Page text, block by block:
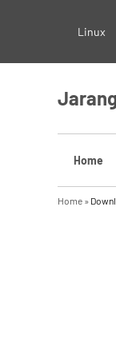
content
Linux
Home
Home »